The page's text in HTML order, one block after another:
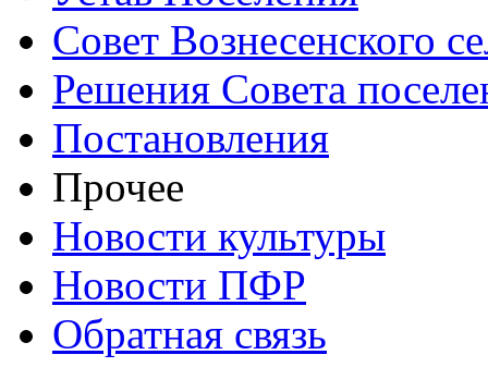
Совет Вознесенского
Решения Совета
Постановления
Прочее
Новости культуры
Новости ПФР
Обратная связь